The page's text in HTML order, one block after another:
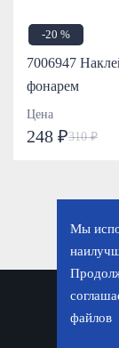
-20 %
7006947
фонарем
Цена
248 ₽310 ₽
Мы
файлов